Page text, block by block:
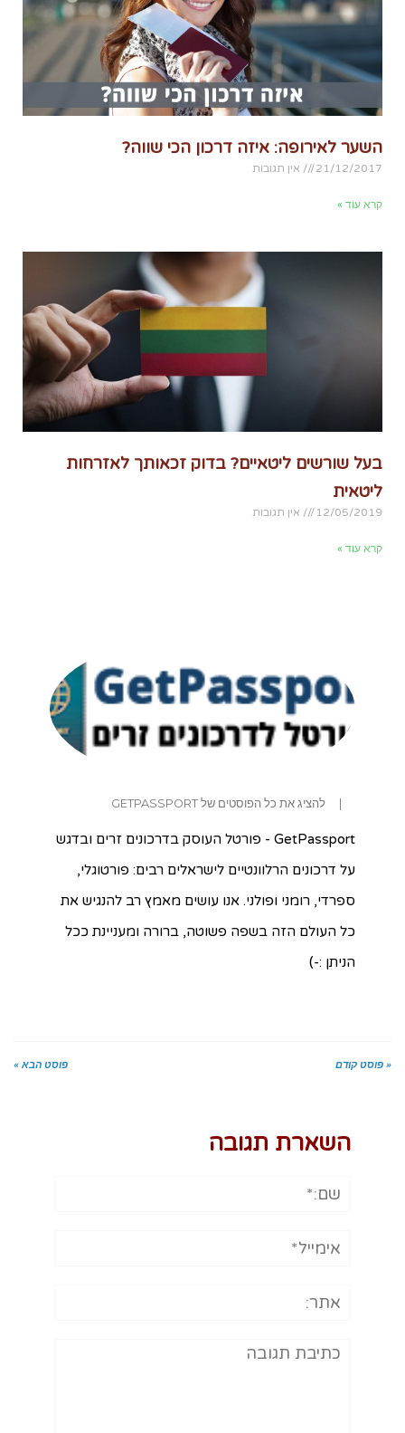
השער לאירופה: איזה דרכון הכי שווה?
21/12/2017 אין תגובות
קרא עוד »
בעל שורשים ליטאיים? בדוק זכאותך לאזרחות
ליטאית
12/05/2019 אין תגובות
קרא עוד »
| להציג את כל הפוסטים של GETPASSPORT
GetPassport - פורטל העוסק בדרכונים זרים ובדגש
על דרכונים הרלוונטיים לישראלים רבים: פורטוגלי,
ספרדי, רומני ופולני. אנו עושים מאמץ רב להנגיש את
כל העולם הזה בשפה פשוטה, ברורה ומעניינת ככל
הניתן :-)
« פוסט קודם פוסט הבא »
השארת תגובה
תגובה